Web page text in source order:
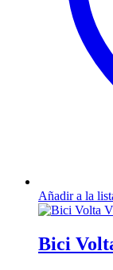
en
página
de
Añadir a la
Bici